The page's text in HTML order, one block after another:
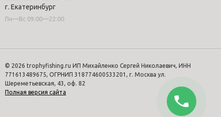
г. Екатеринбург
Пн—Вс 09:00—22:00
© 2026 trophyfishing.ru ИП Михайленко Сергей Николаевич, ИНН
771613489675, ОГРНИП 318774600533201, г. Москва ул.
Шереметьевская, 43, оф. 82
Полная версия сайта